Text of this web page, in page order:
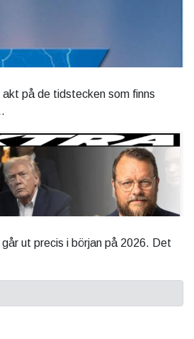
på de tidstecken som finns
ut precis i början på 2026. Det